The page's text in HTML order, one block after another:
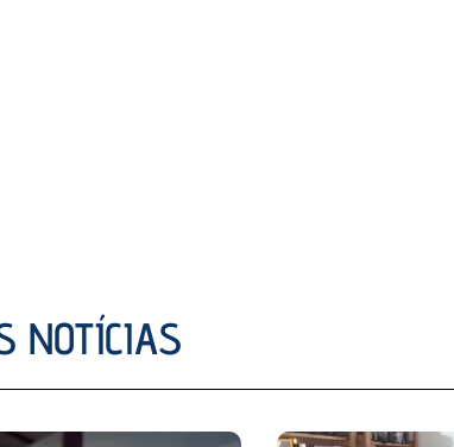
NOTÍCIAS